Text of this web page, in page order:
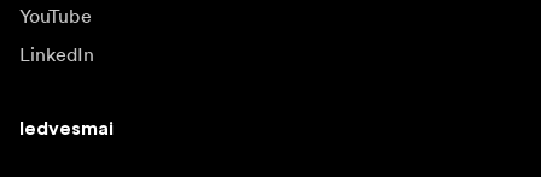
YouTube
LinkedIn
Iedvesmai